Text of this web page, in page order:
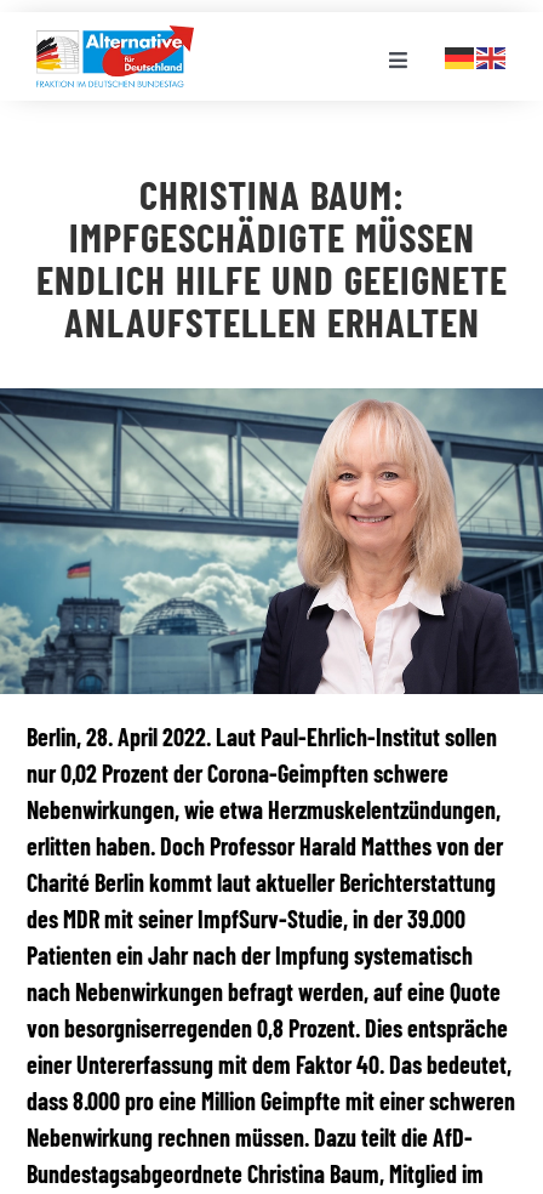
Inhalt
springen
Toggle
LANDESGRUPPEN
VERANSTALTUNGEN
STELLENPORTAL
MEDIATHEK
CHRISTINA BAUM:
IMPFGESCHÄDIGTE MÜSSEN
ENDLICH HILFE UND GEEIGNETE
ANLAUFSTELLEN ERHALTEN
Berlin, 28. April 2022. Laut Paul-Ehrlich-Institut sollen
nur 0,02 Prozent der Corona-Geimpften schwere
Nebenwirkungen, wie etwa Herzmuskelentzündungen,
erlitten haben. Doch Professor Harald Matthes von der
Charité Berlin kommt laut aktueller Berichterstattung
des MDR mit seiner ImpfSurv-Studie, in der 39.000
Patienten ein Jahr nach der Impfung systematisch
nach Nebenwirkungen befragt werden, auf eine Quote
von besorgniserregenden 0,8 Prozent. Dies entspräche
einer Untererfassung mit dem Faktor 40. Das bedeutet,
dass 8.000 pro eine Million Geimpfte mit einer schweren
Nebenwirkung rechnen müssen. Dazu teilt die AfD-
Bundestagsabgeordnete Christina Baum, Mitglied im